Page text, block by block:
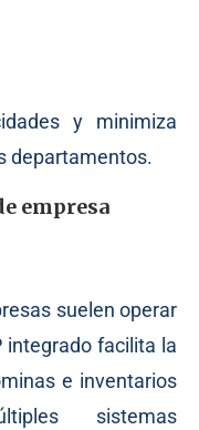
y minimiza
departamentos.
empresa
suelen operar
integrado facilita la
e inventarios
sistemas